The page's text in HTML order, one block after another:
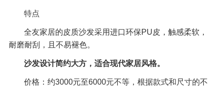
特点
全友家居的皮质沙发采用进口环保PU皮，触感柔软，
耐磨耐刮，且不易褪色。
沙发设计简约大方，适合现代家居风格。
价格：约3000元至6000元不等，根据款式和尺寸的不